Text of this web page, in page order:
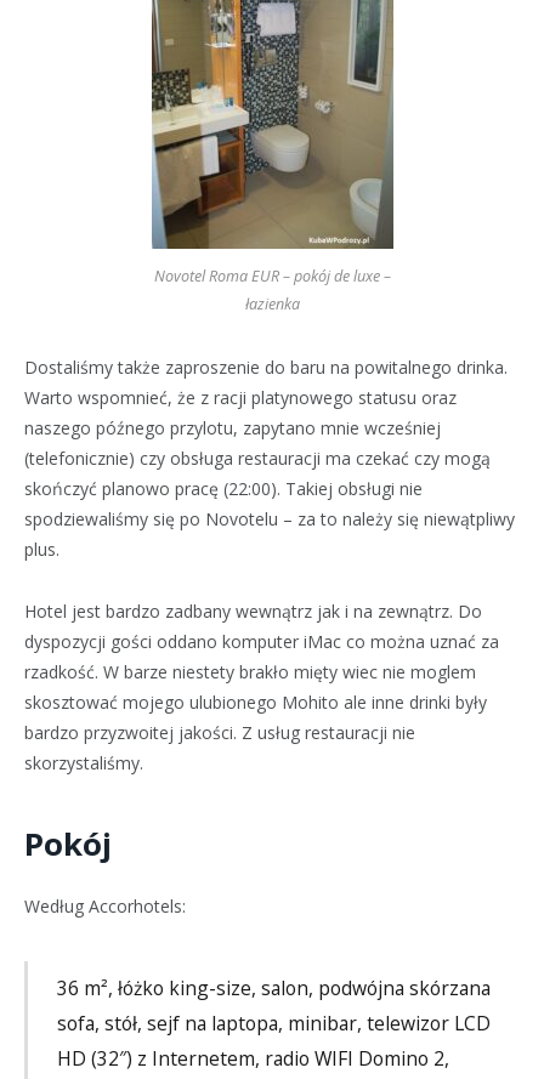
Novotel Roma EUR – pokój de luxe –
łazienka
Dostaliśmy także zaproszenie do baru na powitalnego drinka.
Warto wspomnieć, że z racji platynowego statusu oraz
naszego późnego przylotu, zapytano mnie wcześniej
(telefonicznie) czy obsługa restauracji ma czekać czy mogą
skończyć planowo pracę (22:00). Takiej obsługi nie
spodziewaliśmy się po Novotelu – za to należy się niewątpliwy
plus.
Hotel jest bardzo zadbany wewnątrz jak i na zewnątrz. Do
dyspozycji gości oddano komputer iMac co można uznać za
rzadkość. W barze niestety brakło mięty wiec nie moglem
skosztować mojego ulubionego Mohito ale inne drinki były
bardzo przyzwoitej jakości. Z usług restauracji nie
skorzystaliśmy.
Pokój
Według Accorhotels:
36 m², łóżko king-size, salon, podwójna skórzana
sofa, stół, sejf na laptopa, minibar, telewizor LCD
HD (32″) z Internetem, radio WIFI Domino 2,